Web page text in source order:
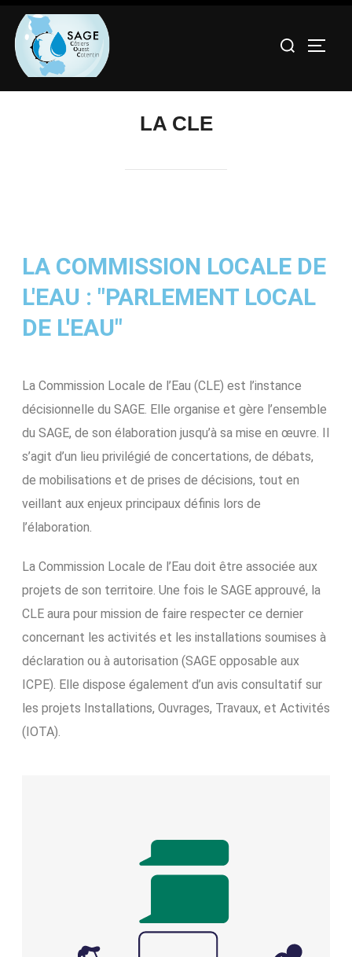
LA CLE
LA COMMISSION LOCALE DE
L'EAU : "PARLEMENT LOCAL
DE L'EAU"
La Commission Locale de l’Eau (CLE) est l’instance
décisionnelle du SAGE. Elle organise et gère l’ensemble
du SAGE, de son élaboration jusqu’à sa mise en œuvre. Il
s’agit d’un lieu privilégié de concertations, de débats,
de mobilisations et de prises de décisions, tout en
veillant aux enjeux principaux définis lors de
l’élaboration.
La Commission Locale de l’Eau doit être associée aux
projets de son territoire. Une fois le SAGE approuvé, la
CLE aura pour mission de faire respecter ce dernier
concernant les activités et les installations soumises à
déclaration ou à autorisation (SAGE opposable aux
ICPE). Elle dispose également d’un avis consultatif sur
les projets Installations, Ouvrages, Travaux, et Activités
(IOTA).